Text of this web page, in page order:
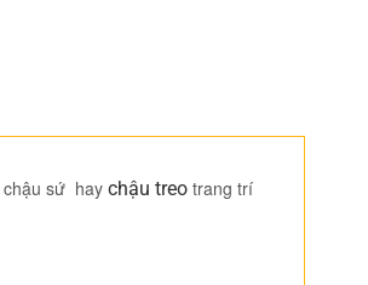
chậu sứ hay chậu treo trang trí